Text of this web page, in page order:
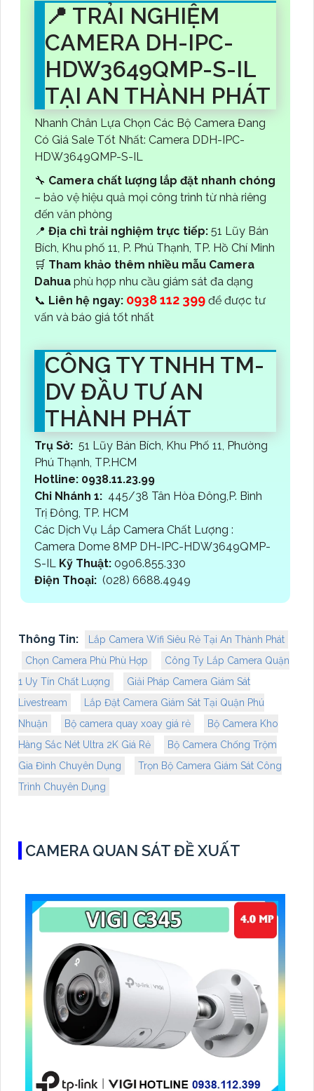
📍 TRẢI NGHIỆM
CAMERA DH-IPC-
HDW3649QMP-S-IL
TẠI AN THÀNH PHÁT
Nhanh Chân Lựa Chọn Các Bộ Camera Đang
Có Giá Sale Tốt Nhất: Camera DDH-IPC-
HDW3649QMP-S-IL
🔧 Camera chất lượng lắp đặt nhanh chóng
– bảo vệ hiệu quả mọi công trình từ nhà riêng
đến văn phòng
📍 Địa chỉ trải nghiệm trực tiếp: 51 Lũy Bán
Bích, Khu phố 11, P. Phú Thạnh, TP. Hồ Chí Minh
🛒 Tham khảo thêm nhiều mẫu Camera
Dahua phù hợp nhu cầu giám sát đa dạng
📞 Liên hệ ngay: 0938 112 399 để được tư
vấn và báo giá tốt nhất
CÔNG TY TNHH TM-
DV ĐẦU TƯ AN
THÀNH PHÁT
Trụ Sở: 51 Lũy Bán Bích, Khu Phố 11, Phường
Phú Thạnh, TP.HCM
Hotline: 0938.11.23.99
Chi Nhánh 1: 445/38 Tân Hòa Đông,P. Bình
Trị Đông, TP. HCM
Các Dịch Vụ Lắp Camera Chất Lượng :
Camera Dome 8MP DH-IPC-HDW3649QMP-
S-IL Kỹ Thuật: 0906.855.330
Điện Thoại: (028) 6688.4949
Thông Tin:
Lắp Camera Wifi Siêu Rẻ Tại An Thành Phát
Chọn Camera Phù Phù Hợp
Công Ty Lắp Camera Quận
1 Uy Tín Chất Lượng
Giải Pháp Camera Giám Sát
Livestream
Lắp Đặt Camera Giám Sát Tại Quận Phú
Nhuận
Bộ camera quay xoay giá rẻ
Bộ Camera Kho
Hàng Sắc Nét Ultra 2K Giá Rẻ
Bộ Camera Chống Trộm
Gia Đình Chuyên Dụng
Trọn Bộ Camera Giám Sát Công
Trình Chuyên Dụng
CAMERA QUAN SÁT ĐỀ XUẤT